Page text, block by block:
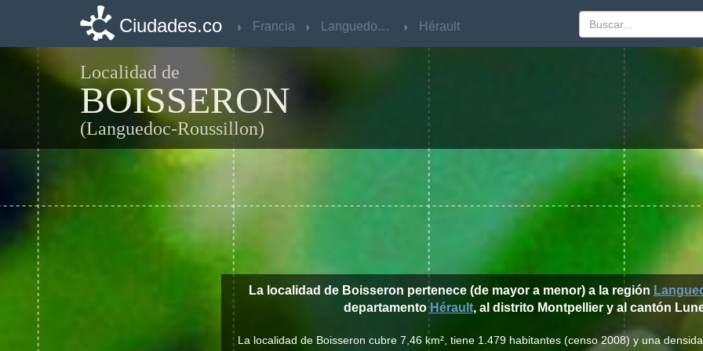
Ciudades.co Francia Languedoc-Roussillon Hérault
Localidad de
BOISSERON
(Languedoc-Roussillon)
La localidad de Boisseron pertenece (de mayor a menor) a la región
departamentoHérault, al distrito Montpellier y al cantón
La localidad de Boisseron cubre 7,46 km², tiene 1.479 habitantes (censo 2008) y una
Ciudades.co Francia Languedoc-Roussillon Hérault